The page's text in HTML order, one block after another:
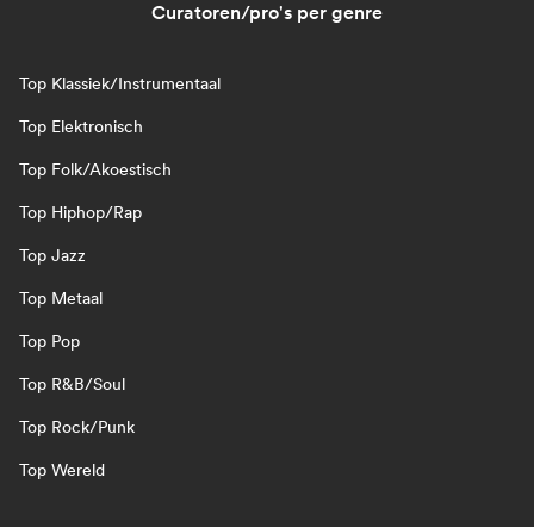
Curatoren/pro's per genre
Top Klassiek/Instrumentaal
Top Elektronisch
Top Folk/Akoestisch
Top Hiphop/Rap
Top Jazz
Top Metaal
Top Pop
Top R&B/Soul
Top Rock/Punk
Top Wereld